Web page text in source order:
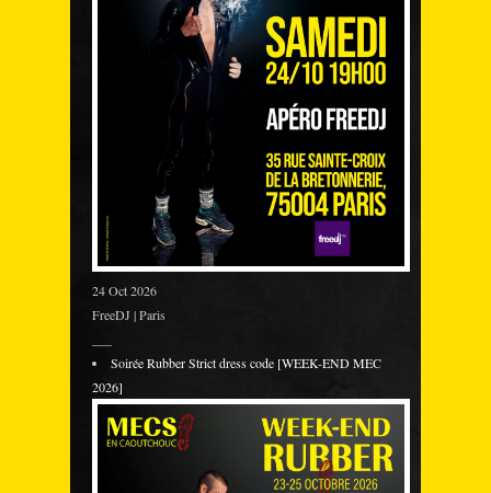
24 Oct 2026
FreeDJ | Paris
Soirée Rubber Strict dress code [WEEK-END MEC
2026]